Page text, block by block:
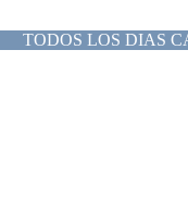
TODOS LOS DIAS